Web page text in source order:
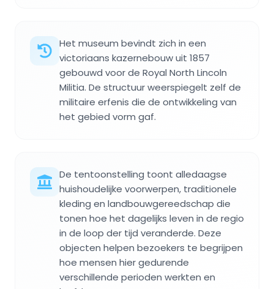
Het museum bevindt zich in een
victoriaans kazernebouw uit 1857
gebouwd voor de Royal North Lincoln
Militia. De structuur weerspiegelt zelf de
militaire erfenis die de ontwikkeling van
het gebied vorm gaf.
De tentoonstelling toont alledaagse
huishoudelijke voorwerpen, traditionele
kleding en landbouwgereedschap die
tonen hoe het dagelijks leven in de regio
in de loop der tijd veranderde. Deze
objecten helpen bezoekers te begrijpen
hoe mensen hier gedurende
verschillende perioden werkten en